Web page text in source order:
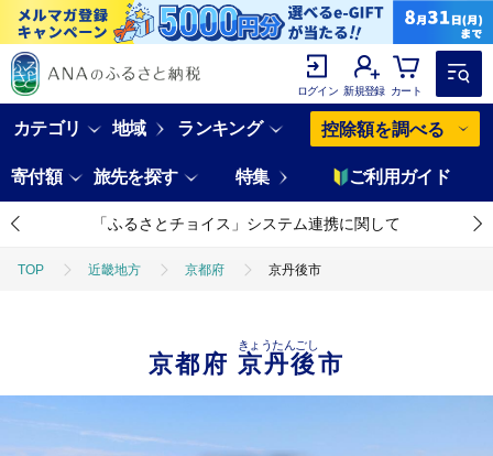
ログイン 新規登録 カート
カテゴリ 地域 ランキング 控除額を調べる
寄付額 旅先を探す 特集 ご利用ガイド
「ふるさとチョイス」システム連携に関して
TOP 近畿地方 京都府 京丹後市
京都府 京丹後市
きょうたんごし